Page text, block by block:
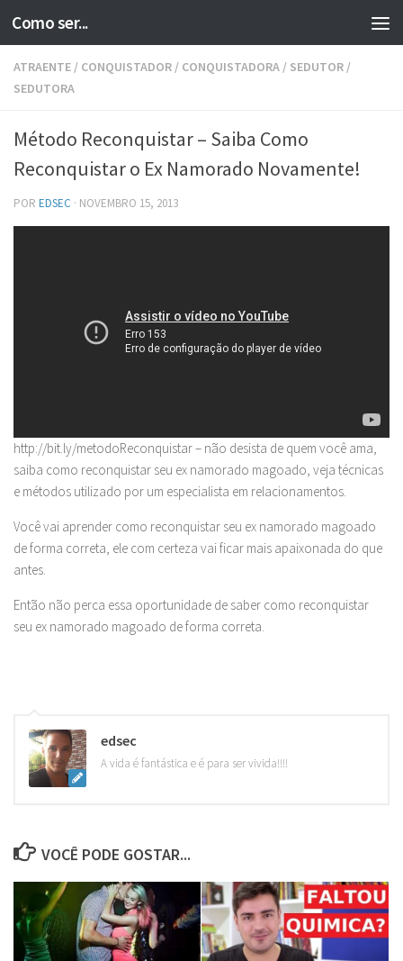
Skip to content
Como ser...
ATRAENTE / CONQUISTADOR / CONQUISTADORA / SEDUTOR /
SEDUTORA
Método Reconquistar – Saiba Como
Reconquistar o Ex Namorado Novamente!
POR EDSEC · NOVEMBRO 15, 2013
http://bit.ly/metodoReconquistar – não desista de quem você ama,
saiba como reconquistar seu ex namorado magoado, veja técnicas
e métodos utilizado por um especialista em relacionamentos.
Você vai aprender como reconquistar seu ex namorado magoado
de forma correta, ele com certeza vai ficar mais apaixonada do que
antes.
Então não perca essa oportunidade de saber como reconquistar
seu ex namorado magoado de forma correta.
edsec
A vida é fantástica e é para ser vivida!!!!
VOCÊ PODE GOSTAR...